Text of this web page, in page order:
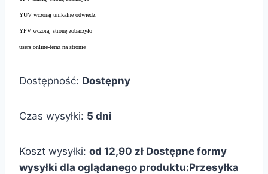
YUV wczoraj unikalne odwiedz.
YPV wczoraj stronę zobaczyło
users online-teraz na stronie
Dostępność: Dostępny
Czas wysyłki: 5 dni
Koszt wysyłki: od 12,90 zł Dostępne formy
wysyłki dla oglądanego produktu:Przesyłka